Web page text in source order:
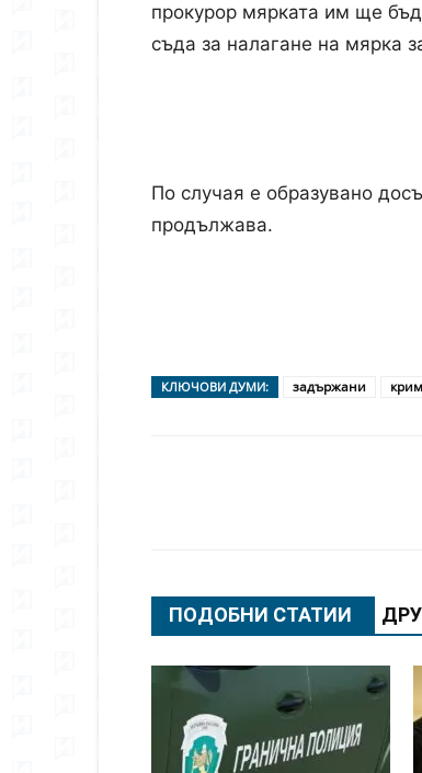
прокурор мярката им ще
съда за налагане на мярка
По случая е образувано
продължава.
КЛЮЧОВИ ДУМИ: задържани
ПОДОБНИ СТАТИИ